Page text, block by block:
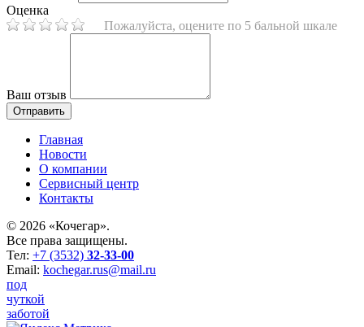
Оценка
Пожалуйста, оцените по 5 бальной шкале
Ваш отзыв
Главная
Новости
О компании
Сервисный центр
Контакты
© 2026 «Кочегар».
Все права защищены.
Тел: +7 (3532) 32-33-00
Email: kochegar.rus@mail.ru
под
чуткой
заботой